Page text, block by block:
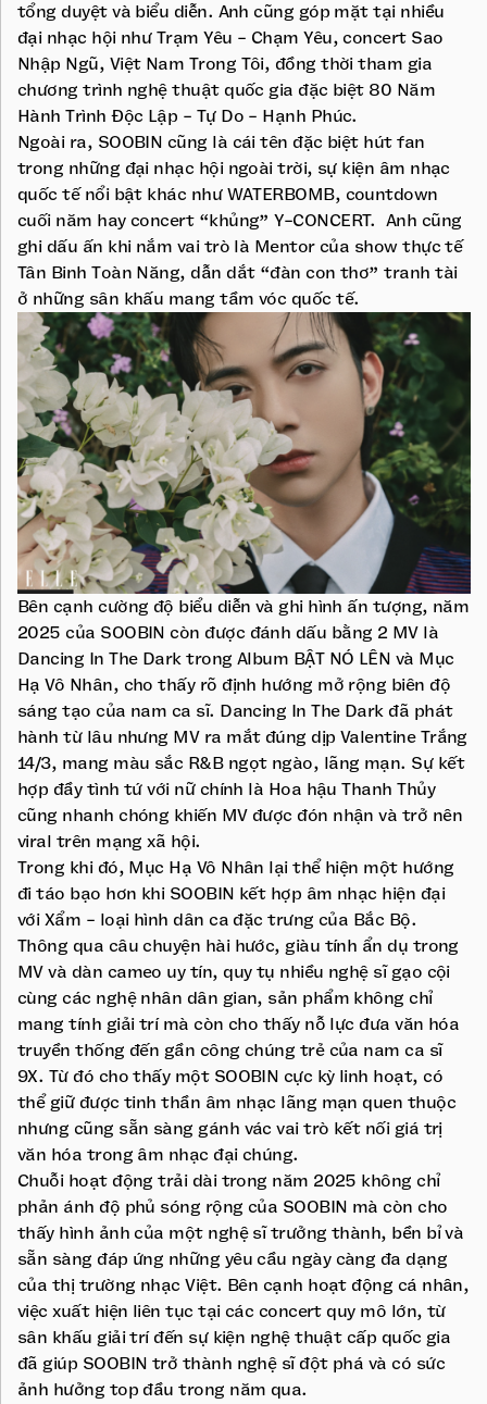
tổng duyệt và biểu diễn. Anh cũng góp mặt tại nhiều
đại nhạc hội như Trạm Yêu - Chạm Yêu, concert Sao
Nhập Ngũ, Việt Nam Trong Tôi, đồng thời tham gia
chương trình nghệ thuật quốc gia đặc biệt 80 Năm
Hành Trình Độc Lập - Tự Do - Hạnh Phúc.
Ngoài ra, SOOBIN cũng là cái tên đặc biệt hút fan
trong những đại nhạc hội ngoài trời, sự kiện âm nhạc
quốc tế nổi bật khác như WATERBOMB, countdown
cuối năm hay concert “khủng” Y-CONCERT. Anh cũng
ghi dấu ấn khi nắm vai trò là Mentor của show thực tế
Tân Binh Toàn Năng, dẫn dắt “đàn con thơ” tranh tài
ở những sân khấu mang tầm vóc quốc tế.
Bên cạnh cường độ biểu diễn và ghi hình ấn tượng, năm
2025 của SOOBIN còn được đánh dấu bằng 2 MV là
Dancing In The Dark trong Album BẬT NÓ LÊN và Mục
Hạ Vô Nhân, cho thấy rõ định hướng mở rộng biên độ
sáng tạo của nam ca sĩ. Dancing In The Dark đã phát
hành từ lâu nhưng MV ra mắt đúng dịp Valentine Trắng
14/3, mang màu sắc R&B ngọt ngào, lãng mạn. Sự kết
hợp đầy tình tứ với nữ chính là Hoa hậu Thanh Thủy
cũng nhanh chóng khiến MV được đón nhận và trở nên
viral trên mạng xã hội.
Trong khi đó, Mục Hạ Vô Nhân lại thể hiện một hướng
đi táo bạo hơn khi SOOBIN kết hợp âm nhạc hiện đại
với Xẩm - loại hình dân ca đặc trưng của Bắc Bộ.
Thông qua câu chuyện hài hước, giàu tính ẩn dụ trong
MV và dàn cameo uy tín, quy tụ nhiều nghệ sĩ gạo cội
cùng các nghệ nhân dân gian, sản phẩm không chỉ
mang tính giải trí mà còn cho thấy nỗ lực đưa văn hóa
truyền thống đến gần công chúng trẻ của nam ca sĩ
9X. Từ đó cho thấy một SOOBIN cực kỳ linh hoạt, có
thể giữ được tinh thần âm nhạc lãng mạn quen thuộc
nhưng cũng sẵn sàng gánh vác vai trò kết nối giá trị
văn hóa trong âm nhạc đại chúng.
Chuỗi hoạt động trải dài trong năm 2025 không chỉ
phản ánh độ phủ sóng rộng của SOOBIN mà còn cho
thấy hình ảnh của một nghệ sĩ trưởng thành, bền bỉ và
sẵn sàng đáp ứng những yêu cầu ngày càng đa dạng
của thị trường nhạc Việt. Bên cạnh hoạt động cá nhân,
việc xuất hiện liên tục tại các concert quy mô lớn, từ
sân khấu giải trí đến sự kiện nghệ thuật cấp quốc gia
đã giúp SOOBIN trở thành nghệ sĩ đột phá và có sức
ảnh hưởng top đầu trong năm qua.